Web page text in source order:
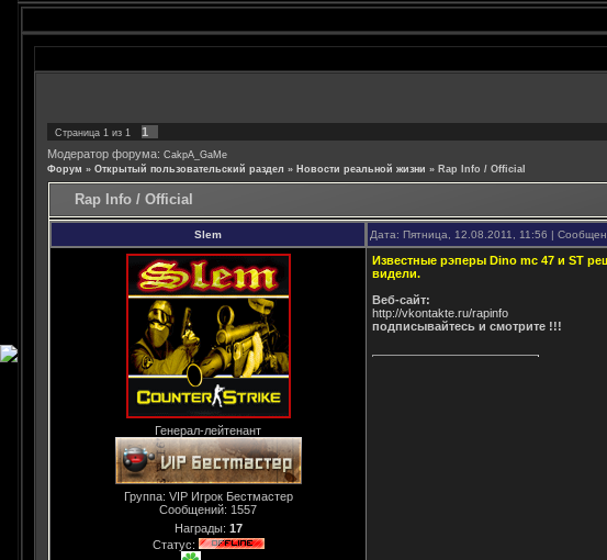
Страница 1 из 1
1
Модератор форума: CakpA_GaMe
Форум » Открытый пользовательский раздел » Новости реальной жизни » Rap Info / Official
Rap Info / Official
Slem Дата: Пятница, 12.08.2011, 11:56 |
Генерал-лейтенант
Группа: VIP Игрок Бестмастер
Сообщений: 1557
Награды: 17
Статус:
Известные рэперы Dino mc 47 и ST
видели.
Веб-сайт:
http://vkontakte.ru/rapinfo
подписывайтесь и смотрите !!!